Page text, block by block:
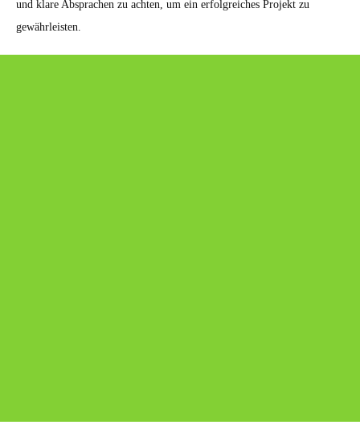
und klare Absprachen zu achten, um ein erfolgreiches Projekt zu
gewährleisten.